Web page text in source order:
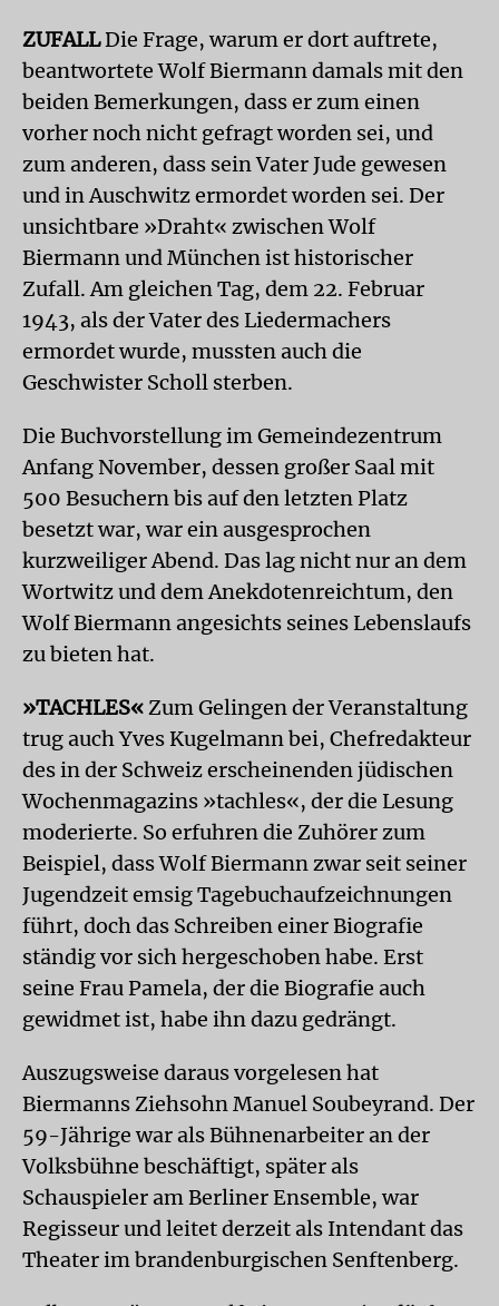
ZUFALLDie Frage, warum er dort auftrete,
beantwortete Wolf Biermann damals mit den
beiden Bemerkungen, dass er zum einen
vorher noch nicht gefragt worden sei, und
zum anderen, dass sein Vater Jude gewesen
und in Auschwitz ermordet worden sei. Der
unsichtbare »Draht« zwischen Wolf
Biermann und München ist historischer
Zufall. Am gleichen Tag, dem 22. Februar
1943, als der Vater des Liedermachers
ermordet wurde, mussten auch die
Geschwister Scholl sterben.
Die Buchvorstellung im Gemeindezentrum
Anfang November, dessen großer Saal mit
500 Besuchern bis auf den letzten Platz
besetzt war, war ein ausgesprochen
kurzweiliger Abend. Das lag nicht nur an dem
Wortwitz und dem Anekdotenreichtum, den
Wolf Biermann angesichts seines Lebenslaufs
zu bieten hat.
»TACHLES«Zum Gelingen der Veranstaltung
trug auch Yves Kugelmann bei, Chefredakteur
des in der Schweiz erscheinenden jüdischen
Wochenmagazins »tachles«, der die Lesung
moderierte. So erfuhren die Zuhörer zum
Beispiel, dass Wolf Biermann zwar seit seiner
Jugendzeit emsig Tagebuchaufzeichnungen
führt, doch das Schreiben einer Biografie
ständig vor sich hergeschoben habe. Erst
seine Frau Pamela, der die Biografie auch
gewidmet ist, habe ihn dazu gedrängt.
Auszugsweise daraus vorgelesen hat
Biermanns Ziehsohn Manuel Soubeyrand. Der
59-Jährige war als Bühnenarbeiter an der
Volksbühne beschäftigt, später als
Schauspieler am Berliner Ensemble, war
Regisseur und leitet derzeit als Intendant das
Theater im brandenburgischen Senftenberg.